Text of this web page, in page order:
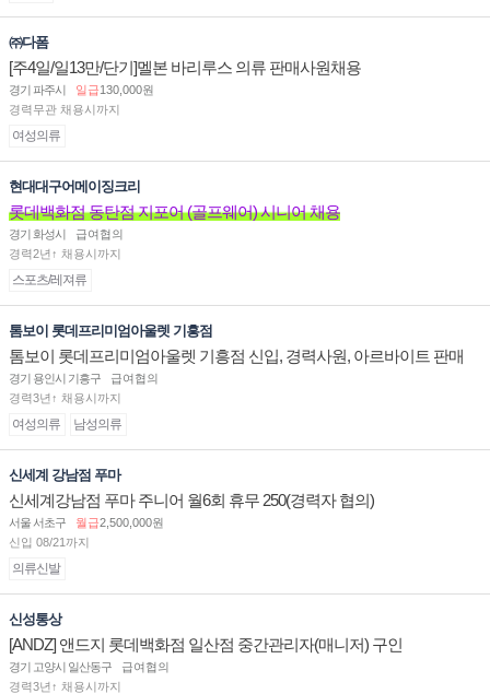
㈜다폼
[주4일/일13만/단기]멜본 바리루스 의류 판매사원채용
경기 파주시 일급130,000원
경력무관 채용시까지
여성의류
현대대구어메이징크리
롯데백화점 동탄점 지포어 (골프웨어) 시니어 채용
경기 화성시
급여협의
경력2년↑ 채용시까지
스포츠/레져류
톰보이 롯데프리미엄아울렛 기흥점
톰보이 롯데프리미엄아울렛 기흥점 신입, 경력사원, 아르바이트 판매
직 구인합니다.
경기 용인시 기흥구
급여협의
경력3년↑ 채용시까지
여성의류 남성의류
신세계 강남점 푸마
신세계강남점 푸마 주니어 월6회 휴무 250(경력자 협의)
서울 서초구 월급2,500,000원
신입 08/21까지
의류신발
신성통상
[ANDZ] 앤드지 롯데백화점 일산점 중간관리자(매니저) 구인
경기 고양시 일산동구
급여협의
경력3년↑ 채용시까지